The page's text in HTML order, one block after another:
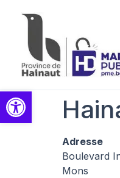
Adresse
Boulevard
Mons
Ouvrir la barre d’outils